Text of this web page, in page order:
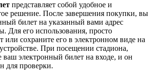
представляет собой удобное и
решение. После завершения покупки, вы
билет на указанный вами адрес
Для его использования, просто
или сохраните его в электронном виде на
При посещении стадиона,
ваш электронный билет на входе, и он
для проверки.